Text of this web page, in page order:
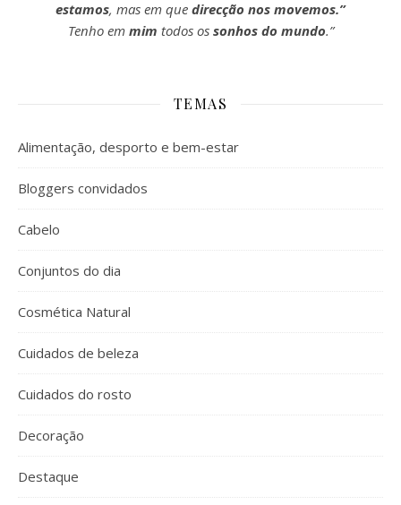
estamos, mas em que direcção nos movemos.”
Tenho em mim todos ossonhos do mundo.”
TEMAS
Alimentação, desporto e bem-estar
Bloggers convidados
Cabelo
Conjuntos do dia
Cosmética Natural
Cuidados de beleza
Cuidados do rosto
Decoração
Destaque